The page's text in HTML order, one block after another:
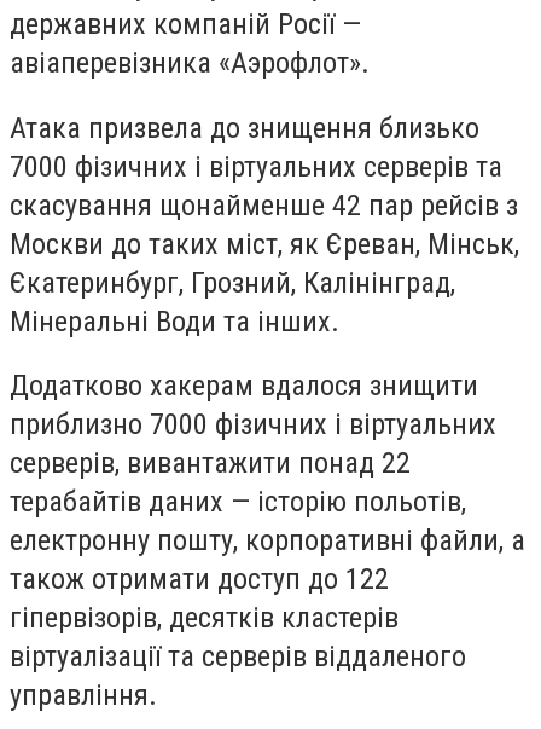
державних компаній Росії —
авіаперевізника «Аэрофлот».
Атака призвела до знищення близько
7000 фізичних і віртуальних серверів та
скасування щонайменше 42 пар рейсів з
Москви до таких міст, як Єреван, Мінськ,
Єкатеринбург, Грозний, Калінінград,
Мінеральні Води та інших.
Додатково хакерам вдалося знищити
приблизно 7000 фізичних і віртуальних
серверів, вивантажити понад 22
терабайтів даних — історію польотів,
електронну пошту, корпоративні файли, а
також отримати доступ до 122
гіпервізорів, десятків кластерів
віртуалізації та серверів віддаленого
управління.